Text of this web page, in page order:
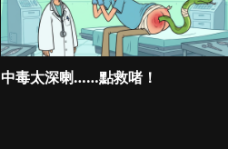
中毒太深喇……點救啫！